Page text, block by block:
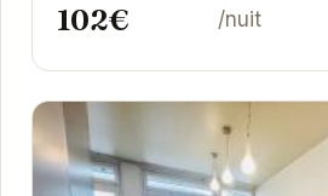
102€ /nuit